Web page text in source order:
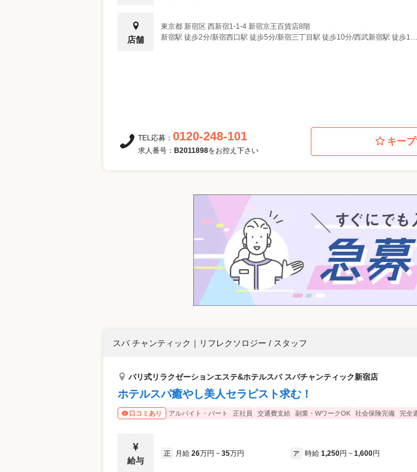
店舗
東京都 新宿区 西新宿1-1-4 新宿京王百貨店8階
新宿駅 徒歩2分/新宿西口駅 徒歩5分/新宿三丁目駅 徒歩10分/西武新宿駅 徒歩11分
キー
TEL応募： 0120-248-101
求人番号： B2011898をお控え下さい
スパ チャンティック ｜ リフレクソロジー / スタッフ
バリ式リラクゼーションエステ&ホテルスパ スパチャンティック新宿店
ホテルスパ癒やし美人セラピスト求む！
口コミあり アルバイト・パート 正社員 交通費支給 副業・WワークOK 社会保険完備 完全
給与
正 月給 26万円 ~ 35万円 ア 時給 1,250円 ~ 1,600円